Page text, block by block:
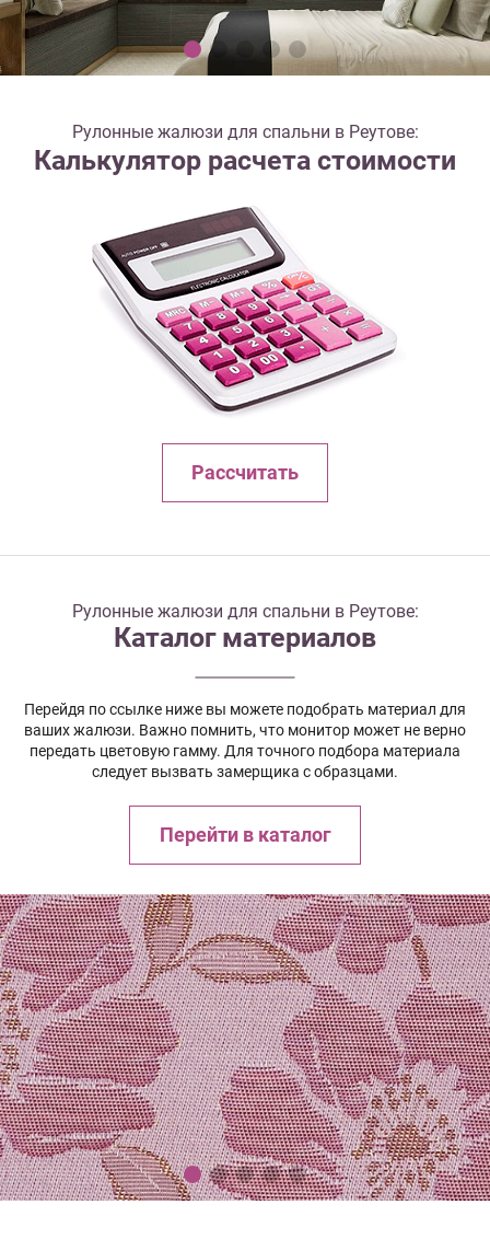
Рулонные жалюзи для спальни в Реутове:
Калькулятор расчета стоимости
Рассчитать
Рулонные жалюзи для спальни в Реутове:
Каталог материалов
Перейдя по ссылке ниже вы можете подобрать материал для
ваших жалюзи. Важно помнить, что монитор может не верно
передать цветовую гамму. Для точного подбора материала
следует вызвать замерщика с образцами.
Перейти в каталог